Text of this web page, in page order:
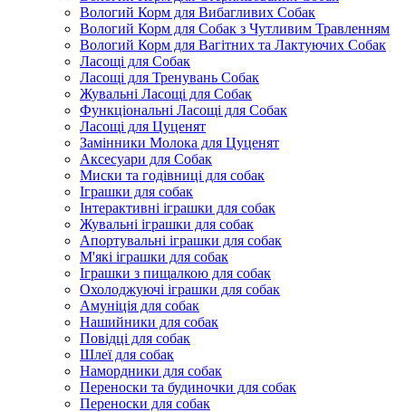
Вологий Корм для Вибагливих Собак
Вологий Корм для Собак з Чутливим Травленням
Вологий Корм для Вагітних та Лактуючих Собак
Ласощі для Собак
Ласощі для Тренувань Собак
Жувальні Ласощі для Собак
Функціональні Ласощі для Собак
Ласощі для Цуценят
Замінники Молока для Цуценят
Аксесуари для Собак
Миски та годівниці для собак
Іграшки для собак
Інтерактивні іграшки для собак
Жувальні іграшки для собак
Апортувальні іграшки для собак
М'які іграшки для собак
Іграшки з пищалкою для собак
Охолоджуючі іграшки для собак
Амуніція для собак
Нашийники для собак
Повідці для собак
Шлеї для собак
Намордники для собак
Переноски та будиночки для собак
Переноски для собак